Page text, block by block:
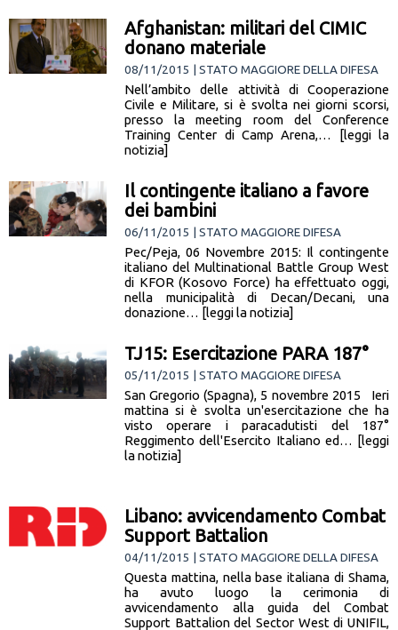
Afghanistan: militari del CIMIC
donano materiale
08/11/2015 | STATO MAGGIORE DELLA DIFESA
Nell’ambito delle attività di Cooperazione
Civile e Militare, si è svolta nei giorni scorsi,
presso la meeting room del Conference
Training Center di Camp Arena,… [leggi la
notizia]
Il contingente italiano a favore
dei bambini
06/11/2015 | STATO MAGGIORE DIFESA
Pec/Peja, 06 Novembre 2015: Il contingente
italiano del Multinational Battle Group West
di KFOR (Kosovo Force) ha effettuato oggi,
nella municipalità di Decan/Decani, una
donazione… [leggi la notizia]
TJ15: Esercitazione PARA 187°
05/11/2015 | STATO MAGGIORE DIFESA
San Gregorio (Spagna), 5 novembre 2015 Ieri
mattina si è svolta un'esercitazione che ha
visto operare i paracadutisti del 187°
Reggimento dell'Esercito Italiano ed… [leggi
la notizia]
Libano: avvicendamento Combat
Support Battalion
04/11/2015 | STATO MAGGIORE DELLA DIFESA
Questa mattina, nella base italiana di Shama,
ha avuto luogo la cerimonia di
avvicendamento alla guida del Combat
Support Battalion del Sector West di UNIFIL,